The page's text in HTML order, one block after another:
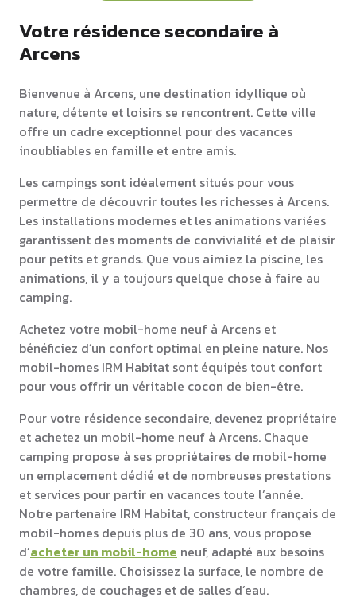
Votre résidence secondaire à
Arcens
Bienvenue à Arcens, une destination idyllique où
nature, détente et loisirs se rencontrent. Cette ville
offre un cadre exceptionnel pour des vacances
inoubliables en famille et entre amis.
Les campings sont idéalement situés pour vous
permettre de découvrir toutes les richesses à Arcens.
Les installations modernes et les animations variées
garantissent des moments de convivialité et de plaisir
pour petits et grands. Que vous aimiez la piscine, les
animations, il y a toujours quelque chose à faire au
camping.
Achetez votre mobil-home neuf à Arcens et
bénéficiez d’un confort optimal en pleine nature. Nos
mobil-homes IRM Habitat sont équipés tout confort
pour vous offrir un véritable cocon de bien-être.
Pour votre résidence secondaire, devenez propriétaire
et achetez un mobil-home neuf à Arcens. Chaque
camping propose à ses propriétaires de mobil-home
un emplacement dédié et de nombreuses prestations
et services pour partir en vacances toute l’année.
Notre partenaire IRM Habitat, constructeur français de
mobil-homes depuis plus de 30 ans, vous propose
d’acheter un mobil-home neuf, adapté aux besoins
de votre famille. Choisissez la surface, le nombre de
chambres, de couchages et de salles d’eau.